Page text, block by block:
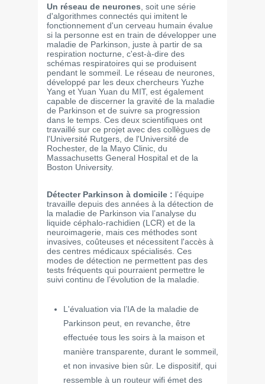
Un réseau de neurones , soit une série
d'algorithmes connectés qui imitent le
fonctionnement d'un cerveau humain évalue
si la personne est en train de développer une
maladie de Parkinson, juste à partir de sa
respiration nocturne, c'est-à-dire des
schémas respiratoires qui se produisent
pendant le sommeil. Le réseau de neurones,
développé par les deux chercheurs Yuzhe
Yang et Yuan Yuan du MIT, est également
capable de discerner la gravité de la maladie
de Parkinson et de suivre sa progression
dans le temps. Ces deux scientifiques ont
travaillé sur ce projet avec des collègues de
l'Université Rutgers, de l'Université de
Rochester, de la Mayo Clinic, du
Massachusetts General Hospital et de la
Boston University.
Détecter Parkinson à domicile : l’équipe
travaille depuis des années à la détection de
la maladie de Parkinson via l’analyse du
liquide céphalo-rachidien (LCR) et de la
neuroimagerie, mais ces méthodes sont
invasives, coûteuses et nécessitent l'accès à
des centres médicaux spécialisés. Ces
modes de détection ne permettent pas des
tests fréquents qui pourraient permettre le
suivi continu de l’évolution de la maladie.
L'évaluation via l’IA de la maladie de
Parkinson peut, en revanche, être
effectuée tous les soirs à la maison et
manière transparente, durant le sommeil,
et non invasive bien sûr. Le dispositif, qui
ressemble à un routeur wifi émet des